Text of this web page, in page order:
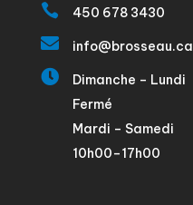
 450 678 3430
 info@brosseau.ca

Dimanche – Lundi
Fermé
Mardi – Samedi
10h00–17h00